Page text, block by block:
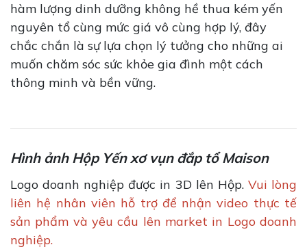
hàm lượng dinh dưỡng không hề thua kém yến
nguyên tổ cùng mức giá vô cùng hợp lý, đây
chắc chắn là sự lựa chọn lý tưởng cho những ai
muốn chăm sóc sức khỏe gia đình một cách
thông minh và bền vững.
Hình ảnh Hộp Yến xơ vụn đắp tổ Maison
Logo doanh nghiệp được in 3D lên Hộp. Vui lòng
liên hệ nhân viên hỗ trợ để nhận video thực tế
sản phẩm và yêu cầu lên market in Logo doanh
nghiệp.